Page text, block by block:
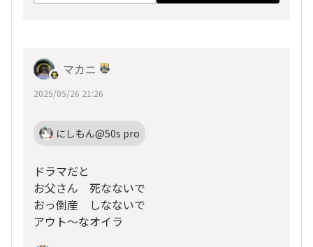
マカニ
2025/05/26 21:26
にしもん@50s pro
ドラマだと
お父さん 死なないで
おっ倒産 しなないで
アウト〜なオイラ